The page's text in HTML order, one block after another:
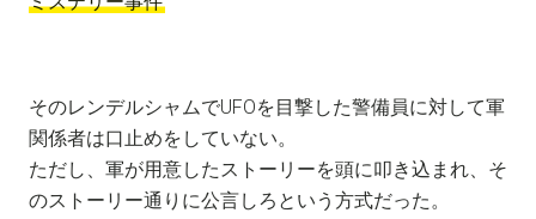
そのレンデルシャムでUFOを目撃した警備員に対して軍
関係者は口止めをしていない。
ただし、軍が用意したストーリーを頭に叩き込まれ、そ
のストーリー通りに公言しろという方式だった。